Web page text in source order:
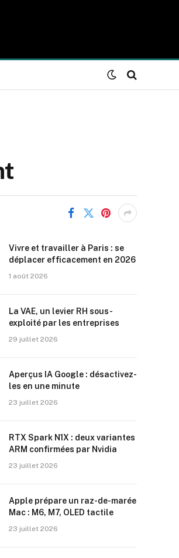
Vivre et travailler à Paris : se
déplacer efficacement en 2026
1 août 2026
La VAE, un levier RH sous-
exploité par les entreprises
29 juillet 2026
Aperçus IA Google : désactivez-
les en une minute
23 juillet 2026
RTX Spark N1X : deux variantes
ARM confirmées par Nvidia
23 juillet 2026
Apple prépare un raz-de-marée
Mac : M6, M7, OLED tactile
23 juillet 2026